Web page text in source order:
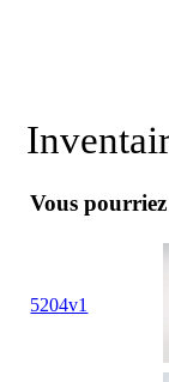
Vous pourriez
5204v1